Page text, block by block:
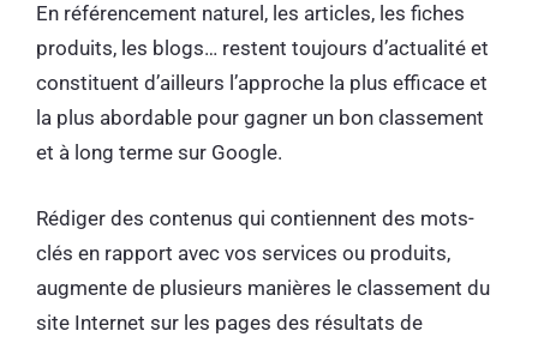
En référencement naturel, les articles, les fiches
produits, les blogs… restent toujours d’actualité et
constituent d’ailleurs l’approche la plus efficace et
la plus abordable pour gagner un bon classement
et à long terme sur Google.
Rédiger des contenus qui contiennent des mots-
clés en rapport avec vos services ou produits,
augmente de plusieurs manières le classement du
site Internet sur les pages des résultats de